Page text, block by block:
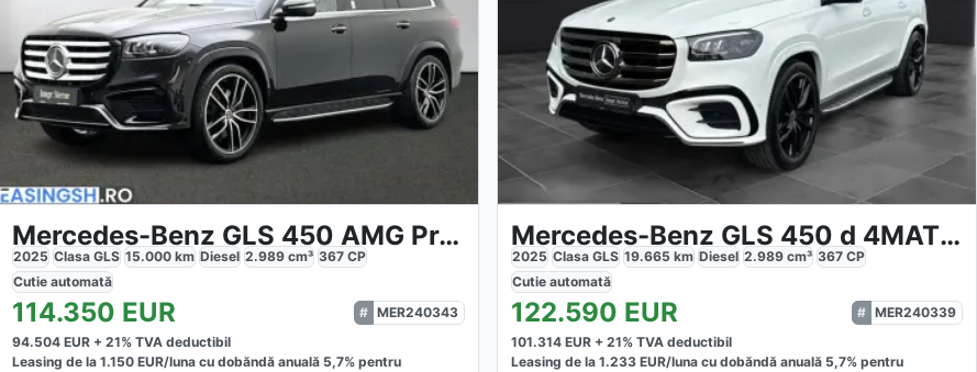
Mercedes-Benz GLS 450 AMG Premium d 4MATIC
2025 Clasa GLS 15.000 km Diesel 2.989 cm³ 367 CP
Cutieautomată
114.350 EUR
MER240343
94.504 EUR +21% TVA deductibil
Leasing de la1.150 EUR/luna cu dobăndă anuală 5,7% pentru
Mercedes-Benz GLS 450 d 4MATIC AMG
2025 Clasa GLS 19.665 km Diesel 2.989cm³ 367CP
Cutie automată
122.590 EUR
MER240339
101.314EUR + 21% TVA deductibil
Leasing de la 1.233EUR/lunacu dobăndă anuală 5,7% pentru